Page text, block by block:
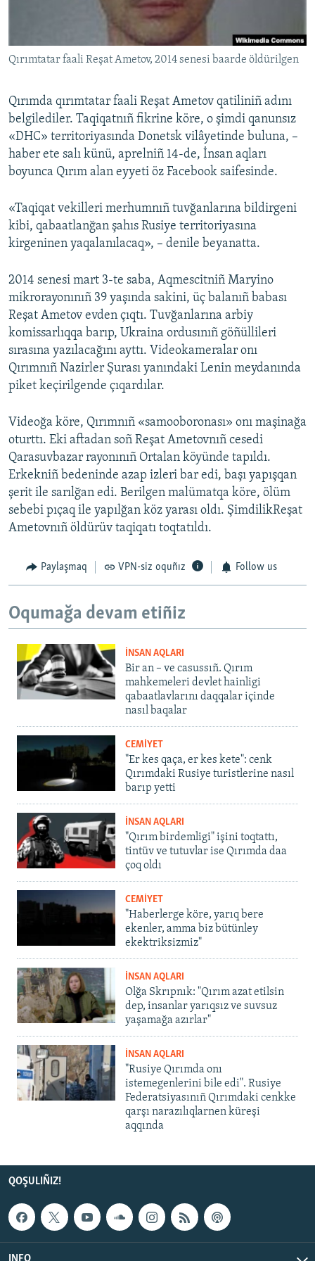
Українською
RFE/RS bütün saytları
Qırımtatar faali Reşat Ametov, 2014 senesi baarde öldürilgen
Qırımda qırımtatar faali Reşat Ametov qatiliniñ adını
belgilediler. Taqiqatnıñ fikrine köre, o şimdi qanunsız
«DHC» territoriyasında Donetsk vilâyetinde buluna, –
haber ete salı künü, aprelniñ 14-de, İnsan aqları
boyunca Qırım alan eyyeti öz Facebook saifesinde.
«Taqiqat vekilleri merhumnıñ tuvğanlarına bildirgeni
kibi, qabaatlanğan şahıs Rusiye territoriyasına
kirgeninen yaqalanılacaq», – denile beyanatta.
2014 senesi mart 3-te saba, Aqmescitniñ Maryino
mikrorayonınıñ 39 yaşında sakini, üç balanıñ babası
Reşat Ametov evden çıqtı. Tuvğanlarına arbiy
komissarlıqqa barıp, Ukraina ordusınıñ göñüllileri
sırasına yazılacağını ayttı. Videokameralar onı
Qırımnıñ Nazirler Şurası yanındaki Lenin meydanında
piket keçirilgende çıqardılar.
Videoğa köre, Qırımnıñ «samooboronası» onı maşinağa
oturttı. Eki aftadan soñ Reşat Ametovnıñ cesedi
Qarasuvbazar rayonınıñ Ortalan köyünde tapıldı.
Erkekniñ bedeninde azap izleri bar edi, başı yapışqan
şerit ile sarılğan edi. Berilgen malümatqa köre, ölüm
sebebi pıçaq ile yapılğan köz yarası oldı. ŞimdilikReşat
Ametovnıñ öldürüv taqiqatı toqtatıldı.
Paylaşmaq VPN-siz oquñız Follow us
Oqumağa devam etiñiz
İNSAN AQLARI
Bir an – ve casussıñ. Qırım
mahkemeleri devlet hainligi
qabaatlavlarını daqqalar içinde
nasıl baqalar
CEMİYET
"Er kes qaça, er kes kete": cenk
Qırımdaki Rusiye turistlerine nasıl
barıp yetti
İNSAN AQLARI
"Qırım birdemligi" işini toqtattı,
tintüv ve tutuvlar ise Qırımda daa
çoq oldı
CEMİYET
"Haberlerge köre, yarıq bere
ekenler, amma biz bütünley
ekektriksizmiz"
İNSAN AQLARI
Olğa Skrıpnık: "Qırım azat etilsin
dep, insanlar yarıqsız ve suvsuz
yaşamağa azırlar"
İNSAN AQLARI
"Rusiye Qırımda onı
istemegenlerini bile edi". Rusiye
Federatsiyasınıñ Qırımdaki cenkke
qarşı narazılıqlarnen küreşi
aqqında
QOŞULIÑIZ!
INFO